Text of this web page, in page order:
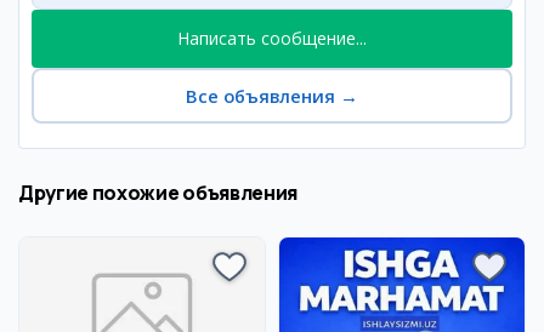
Написать сообщение...
Все объявления →
Другие похожие объявления